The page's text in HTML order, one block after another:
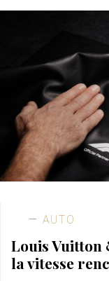
AUTO
Louis Vuitton
la vitesse